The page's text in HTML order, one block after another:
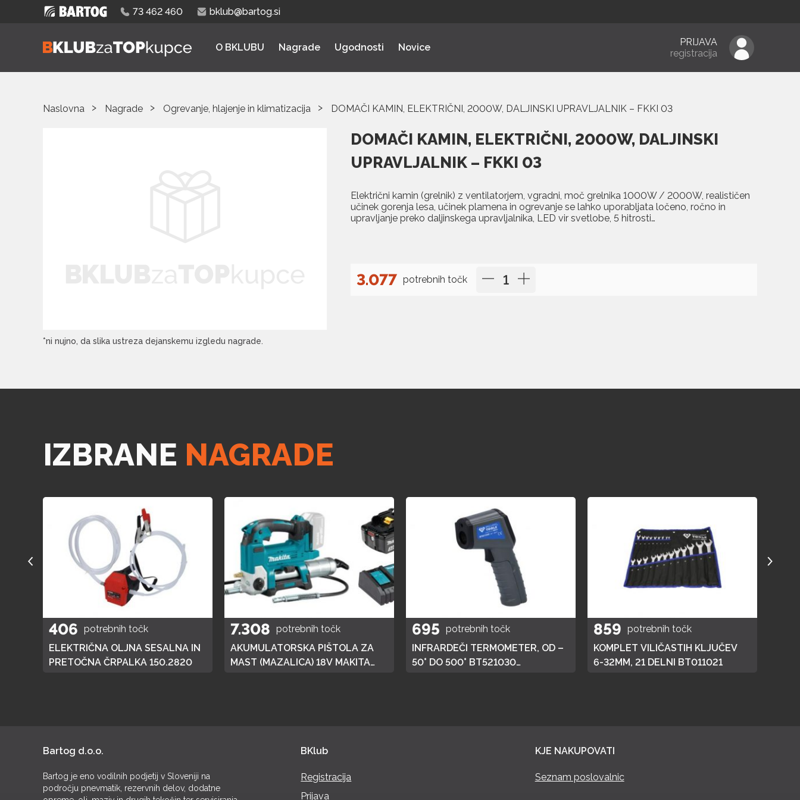
73 462 460 bklub@bartog.si
O BKLUBU Nagrade Ugodnosti Novice
PRIJAVA
registracija
Naslovna Nagrade Ogrevanje, hlajenje in klimatizacija DOMAČI KAMIN, ELEKTRIČNI, 2000W, DALJINSKI UPRAVLJALNIK – FKKI 03
*ni nujno, da slika ustreza dejanskemu izgledu nagrade.
DOMAČI KAMIN, ELEKTRIČNI, 2000W, DALJINSKI
UPRAVLJALNIK – FKKI 03
Električni kamin (grelnik) z ventilatorjem, vgradni, moč grelnika 1000W / 2000W, realističen
učinek gorenja lesa, učinek plamena in ogrevanje se lahko uporabljata ločeno, ročno in
upravljanje preko daljinskega upravljalnika, LED vir svetlobe, 5 hitrosti…
3.077 potrebnih točk
IZBRANE NAGRADE
406 potrebnih točk
ELEKTRIČNA OLJNA SESALNA IN
PRETOČNA ČRPALKA 150.2820
7.308 potrebnih točk
AKUMULATORSKA PIŠTOLA ZA
MAST (MAZALICA) 18V MAKITA
695 potrebnih točk
INFRARDEČI TERMOMETER, OD –
50° DO 500° BT521030
859 potrebnih točk
KOMPLET VILIČASTIH KLJUČEV
6-32MM, 21 DELNI BT011021
Bartog d.o.o.
Bartog je eno vodilnih podjetij v Sloveniji na
področju pnevmatik, rezervnih delov, dodatne
BKlub
Registracija
Prijava
KJE NAKUPOVATI
Seznam poslovalnic